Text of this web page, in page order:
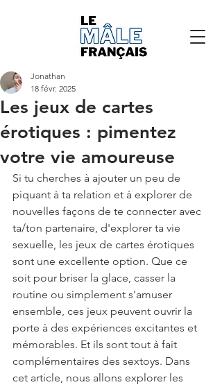
Les jeux de cartes
érotiques : pimentez
votre vie amoureuse
Jonathan
18 févr. 2025
Si tu cherches à ajouter un peu de
piquant à ta relation et à explorer de
nouvelles façons de te connecter avec
ta/ton partenaire, d'explorer ta vie
sexuelle, les jeux de cartes érotiques
sont une excellente option. Que ce
soit pour briser la glace, casser la
routine ou simplement s'amuser
ensemble, ces jeux peuvent ouvrir la
porte à des expériences excitantes et
mémorables. Et ils sont tout à fait
complémentaires des sextoys. Dans
cet article, nous allons explorer les